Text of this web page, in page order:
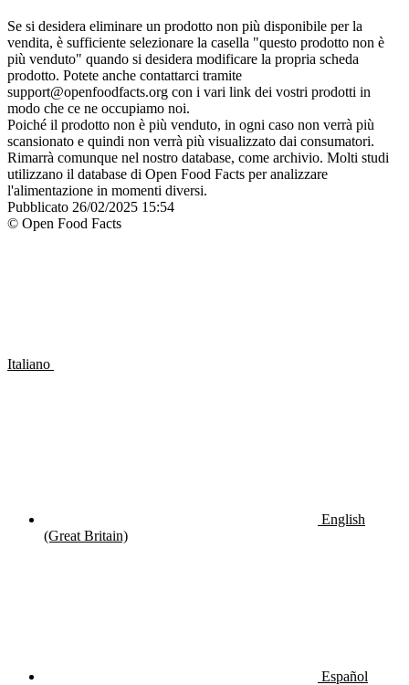
Se si desidera eliminare un prodotto non più disponibile per la
vendita, è sufficiente selezionare la casella "questo prodotto non è
più venduto" quando si desidera modificare la propria scheda
prodotto. Potete anche contattarci tramite
support@openfoodfacts.org con i vari link dei vostri prodotti in
modo che ce ne occupiamo noi.
Poiché il prodotto non è più venduto, in ogni caso non verrà più
scansionato e quindi non verrà più visualizzato dai consumatori.
Rimarrà comunque nel nostro database, come archivio. Molti studi
utilizzano il database di Open Food Facts per analizzare
l'alimentazione in momenti diversi.
Pubblicato 26/02/2025 15:54
© Open Food Facts
Italiano
English
(Great Britain)
Español